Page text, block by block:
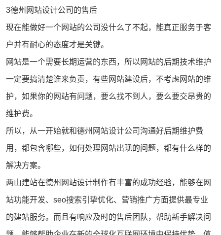
3德州网站设计公司的售后
现在能做好一个网站的公司没什么了不起，能真正服务于客
户并有耐心的态度才是关键。
网站是一个需要长期运营的东西，所以网站的后期技术维护
一定要搞清楚谁来负责，有些网站建设后，不考虑网站的维
护，如果你的网站有问题，要么找不到人，要么要交昂贵的
维护费。
所以，从一开始就和德州网站设计公司沟通好后期维护费
用，都包含哪些，如何处理网站出现的问题，都有什么样的
解决方案。
两山建站在德州网站设计制作有丰富的成功经验，能够在网
站功能开发、 seo搜索引挚优化、营销推广方面提供最专业
的建站服务。而且有响应及时的售后团队，帮助新手解决问